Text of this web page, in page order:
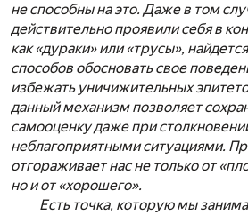
не способны на это. Даже в том
действительно проявили себя в
как «дураки» или «трусы»,
способов обосновать свое
избежать уничижительных
данный механизм позволяет
самооценку даже при
неблагоприятными ситуациями.
отгораживает нас не только от
но и от «хорошего».
Есть точка, которую мы